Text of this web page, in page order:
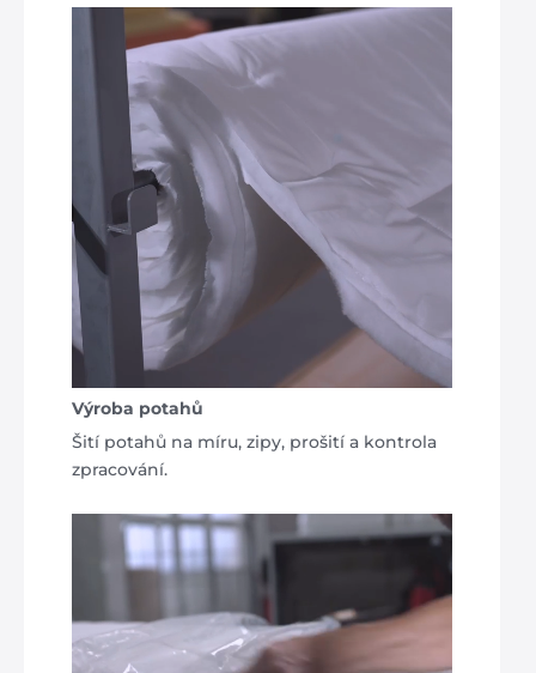
Výroba potahů
Šití potahů na míru, zipy, prošití a kontrola
zpracování.